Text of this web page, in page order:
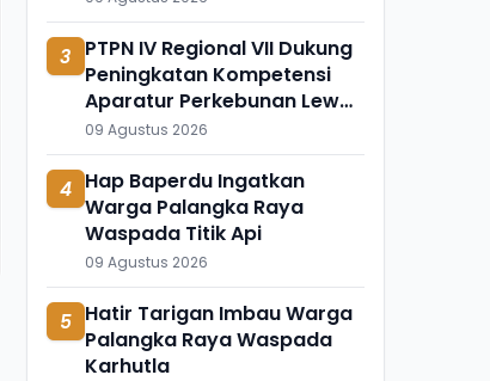
3 PTPN IV Regional VII Dukung
Peningkatan Kompetensi
Aparatur Perkebunan Lewat
Pelatihan di Way Kanan
09 Agustus 2026
4 Hap Baperdu Ingatkan
Warga Palangka Raya
Waspada Titik Api
09 Agustus 2026
5 Hatir Tarigan Imbau Warga
Palangka Raya Waspada
Karhutla